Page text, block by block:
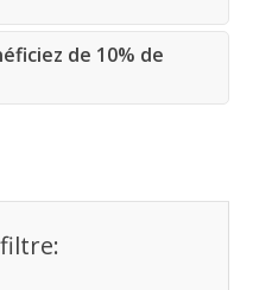
de 10% de